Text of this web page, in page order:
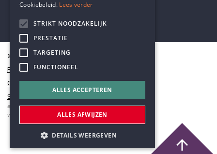
© Humanistisch Verbond 2026
Privacy
Cookiestatement
Sitemap
#codedwithlove byCodelines
webapplicaties
mobiele apps&maatwerk websites
Cookiebeleid. Lees verder
STRIKT NOODZAKELIJK
PRESTATIE
TARGETING
FUNCTIONEEL
ALLES ACCEPTEREN
ALLES AFWIJZEN
DETAILS WEERGEVEN